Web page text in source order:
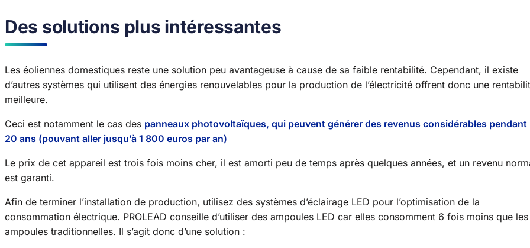
Des solutions plus intéressantes
Les éoliennes domestiques reste une solution peu avantageuse à cause de sa faible rentabilité. Cependant, il existe
d’autres systèmes qui utilisent des énergies renouvelables pour la production de l’électricité offrent donc une
meilleure.
Ceci est notamment le cas des panneaux photovoltaïques, qui peuvent générer des revenus considérables pendant
20 ans (pouvant aller jusqu’à 1 800 euros par an)
Le prix de cet appareil est trois fois moins cher, il est amorti peu de temps après quelques années, et un revenu
est garanti.
Afin de terminer l’installation de production, utilisez des systèmes d’éclairage LED pour l’optimisation de la
consommation électrique. PROLEAD conseille d’utiliser des ampoules LED car elles consomment 6 fois moins que les
ampoules traditionnelles. Il s’agit donc d’une solution :